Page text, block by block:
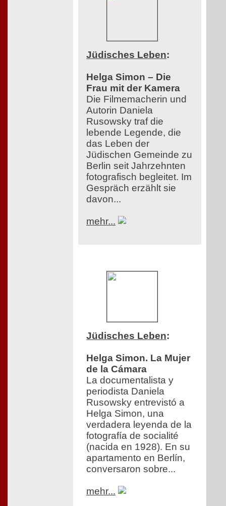
Jüdisches Leben:
Helga Simon – Die
Frau mit der Kamera
Die Filmemacherin und
Autorin Daniela
Rusowsky traf die
lebende Legende, die
das Leben der
Jüdischen Gemeinde zu
Berlin seit Jahrzehnten
fotografisch begleitet. Im
Gespräch erzählt sie
davon...
mehr...
Jüdisches Leben:
Helga Simon. La Mujer
de la Cámara
La documentalista y
periodista Daniela
Rusowsky entrevistó a
Helga Simon, una
verdadera leyenda de la
fotografía de socialité
(nacida en 1928). En su
apartamento en Berlín,
conversaron sobre...
mehr...